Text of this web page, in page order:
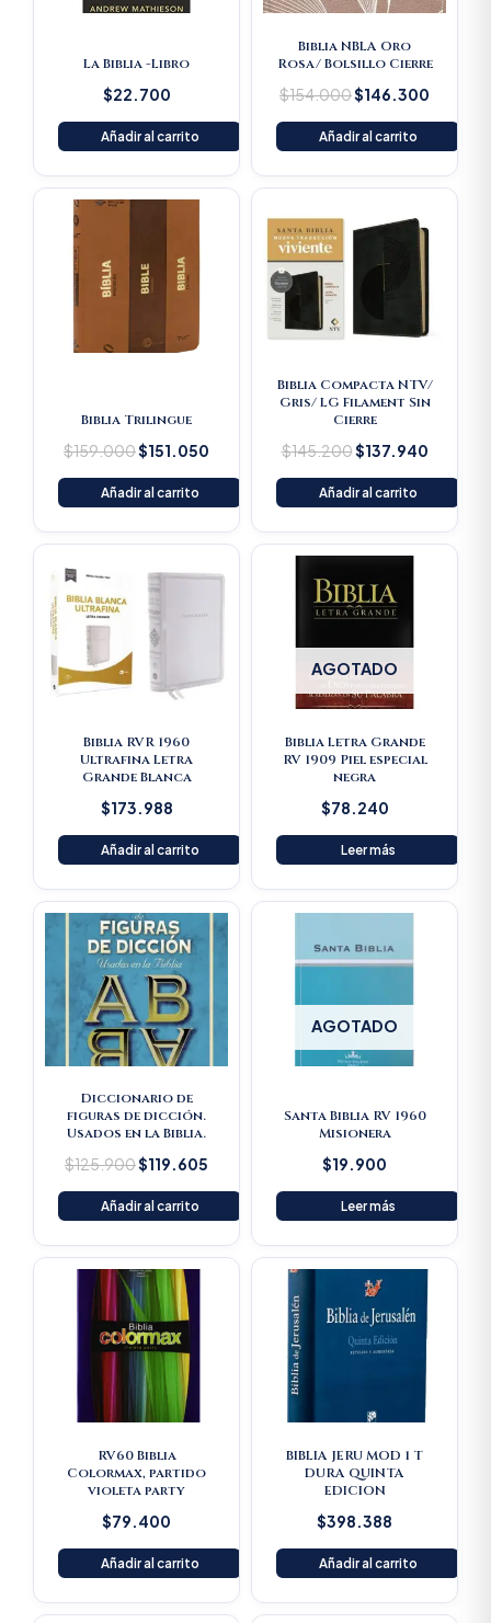
La Biblia -Libro
$22.700
Añadir al carrito
Biblia NBLA Oro
Rosa/ Bolsillo Cierre
$154.000$146.300
Añadir al carrito
Biblia Trilingue
$159.000
Original
$159.000.
$151.050
Current
$151.050.
Añadir al carrito
Biblia Compacta NTV/
Gris/ LG Filament Sin
Cierre
$145.200
was:
$145.200.
$137.940
Current
is:
Añadir al carrito
Biblia RVR 1960
Ultrafina Letra
Grande Blanca
$173.988
Añadir al carrito
AGOTADO
Biblia Letra Grande
RV 1909 Piel especial
negra
$78.240
Leer más
Diccionario de
figuras de dicción.
Usados en la Biblia.
$125.900
Original
price
was:
$125.900.
$119.605
Current
price
Añadir al carrito
AGOTADO
Santa Biblia RV 1960
Misionera
$19.900
Leer más
RV60 Biblia
Colormax, partido
violeta party
$79.400
Añadir al carrito
BIBLIA JERU MOD 1 T
DURA QUINTA
EDICION
$398.388
Añadir al carrito